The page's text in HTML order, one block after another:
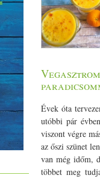
kivezető útat is
emberek
éhes vagy, ha
táplálkozás).
időszakra való
citromos-
Éhgyomorra
- 1/­­2 fej (bió)
(opcionális)
Évek óta
utóbbi pár
viszont végre
az őszi szünet
van még időm,
többet meg